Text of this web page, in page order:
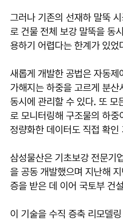
그러나 기존의 선재하 말뚝
로 건물 전체 보강 말뚝을 동
용하기 어렵다는 한계가 있었
새롭게 개발한 공법은 자동제
가해지는 하중을 고르게 분
동시에 관리할 수 있다. 또 모
로 모니터링해 구조물의 하
정량화한 데이터도 직접 확인
삼성물산은 기초보강 전문기
을 공동 개발했으며 지난해
증을 받은 데 이어 국토부 건
이 기술을 수직 증축 리모델